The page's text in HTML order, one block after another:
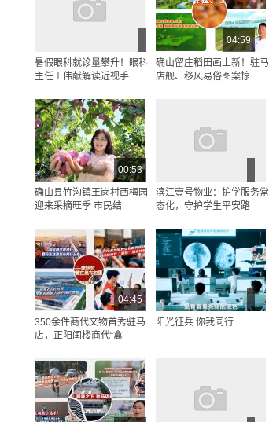
暑假眼科就诊量攀升！眼科
主任王伟献解读近视手
04:59
确山留庄稻田画上新！驻马
店舰、移风易俗图案惊
00:53
确山县竹沟镇王岗村西梅园
迎来采摘旺季 市民结
滨江壹号物业：护学服务常
态化，守护学生平安路
04:45
350余件商代文物首秀驻马
店，正阳闰楼商代“禽
阳光征兵 你我同行